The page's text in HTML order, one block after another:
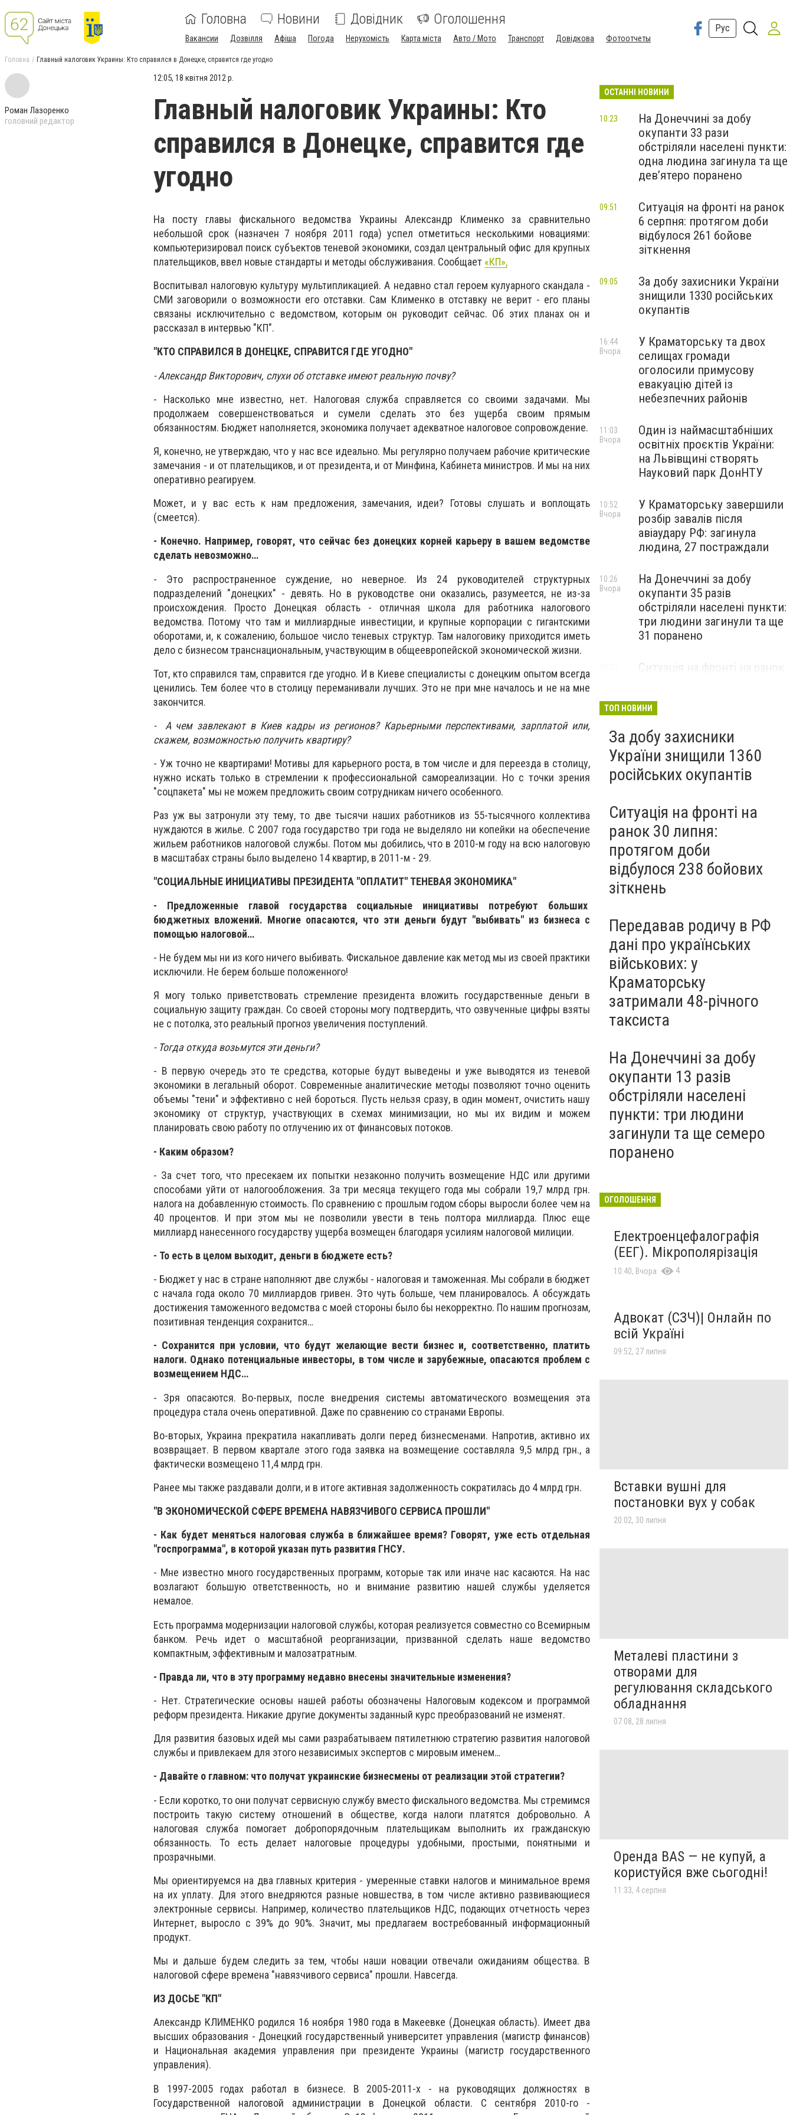
Головна Новини Довідник Оголошення
Вакансии Дозвілля Афіша Погода Нерухомість Карта міста Авто / Мото Транспорт Довідкова Фотоотчеты
Рус
Головна Главный налоговик Украины: Кто справился в Донецке, справится где угодно
Роман Лазоренко
головний редактор
12:05, 18 квітня 2012 р.
Главный налоговик Украины: Кто
справился в Донецке, справится где
угодно
На посту главы фискального ведомства Украины Александр Клименко за сравнительно
небольшой срок (назначен 7 ноября 2011 года) успел отметиться несколькими новациями:
компьютеризировал поиск субъектов теневой экономики, создал центральный офис для крупных
плательщиков, ввел новые стандарты и методы обслуживания. Сообщает «КП»,
Воспитывал налоговую культуру мультипликацией. А недавно стал героем кулуарного скандала -
СМИ заговорили о возможности его отставки. Сам Клименко в отставку не верит - его планы
связаны исключительно с ведомством, которым он руководит сейчас. Об этих планах он и
рассказал в интервью "КП".
"КТО СПРАВИЛСЯ В ДОНЕЦКЕ, СПРАВИТСЯ ГДЕ УГОДНО"
- Александр Викторович, слухи об отставке имеют реальную почву?
- Насколько мне известно, нет. Налоговая служба справляется со своими задачами. Мы
продолжаем совершенствоваться и сумели сделать это без ущерба своим прямым
обязанностям. Бюджет наполняется, экономика получает адекватное налоговое сопровождение.
Я, конечно, не утверждаю, что у нас все идеально. Мы регулярно получаем рабочие критические
замечания - и от плательщиков, и от президента, и от Минфина, Кабинета министров. И мы на них
оперативно реагируем.
Может, и у вас есть к нам предложения, замечания, идеи? Готовы слушать и воплощать
(смеется).
- Конечно. Например, говорят, что сейчас без донецких корней карьеру в вашем ведомстве
сделать невозможно…
- Это распространенное суждение, но неверное. Из 24 руководителей структурных
подразделений "донецких" - девять. Но в руководстве они оказались, разумеется, не из-за
происхождения. Просто Донецкая область - отличная школа для работника налогового
ведомства. Потому что там и миллиардные инвестиции, и крупные корпорации с гигантскими
оборотами, и, к сожалению, большое число теневых структур. Там налоговику приходится иметь
дело с бизнесом транснациональным, участвующим в общеевропейской экономической жизни.
Тот, кто справился там, справится где угодно. И в Киеве специалисты с донецким опытом всегда
ценились. Тем более что в столицу переманивали лучших. Это не при мне началось и не на мне
закончится.
- А чем завлекают в Киев кадры из регионов? Карьерными перспективами, зарплатой или,
скажем, возможностью получить квартиру?
- Уж точно не квартирами! Мотивы для карьерного роста, в том числе и для переезда в столицу,
нужно искать только в стремлении к профессиональной самореализации. Но с точки зрения
"соцпакета" мы не можем предложить своим сотрудникам ничего особенного.
Раз уж вы затронули эту тему, то две тысячи наших работников из 55-тысячного коллектива
нуждаются в жилье. С 2007 года государство три года не выделяло ни копейки на обеспечение
жильем работников налоговой службы. Потом мы добились, что в 2010-м году на всю налоговую
в масштабах страны было выделено 14 квартир, в 2011-м - 29.
"СОЦИАЛЬНЫЕ ИНИЦИАТИВЫ ПРЕЗИДЕНТА "ОПЛАТИТ" ТЕНЕВАЯ ЭКОНОМИКА"
- Предложенные главой государства социальные инициативы потребуют больших
бюджетных вложений. Многие опасаются, что эти деньги будут "выбивать" из бизнеса с
помощью налоговой…
- Не будем мы ни из кого ничего выбивать. Фискальное давление как метод мы из своей практики
исключили. Не берем больше положенного!
Я могу только приветствовать стремление президента вложить государственные деньги в
социальную защиту граждан. Со своей стороны могу подтвердить, что озвученные цифры взяты
не с потолка, это реальный прогноз увеличения поступлений.
- Тогда откуда возьмутся эти деньги?
- В первую очередь это те средства, которые будут выведены и уже выводятся из теневой
экономики в легальный оборот. Современные аналитические методы позволяют точно оценить
объемы "тени" и эффективно с ней бороться. Пусть нельзя сразу, в один момент, очистить нашу
экономику от структур, участвующих в схемах минимизации, но мы их видим и можем
планировать свою работу по отлучению их от финансовых потоков.
- Каким образом?
- За счет того, что пресекаем их попытки незаконно получить возмещение НДС или другими
способами уйти от налогообложения. За три месяца текущего года мы собрали 19,7 млрд грн.
налога на добавленную стоимость. По сравнению с прошлым годом сборы выросли более чем на
40 процентов. И при этом мы не позволили увести в тень полтора миллиарда. Плюс еще
миллиард нанесенного государству ущерба возмещен благодаря усилиям налоговой милиции.
- То есть в целом выходит, деньги в бюджете есть?
- Бюджет у нас в стране наполняют две службы - налоговая и таможенная. Мы собрали в бюджет
с начала года около 70 миллиардов гривен. Это чуть больше, чем планировалось. А обсуждать
достижения таможенного ведомства с моей стороны было бы некорректно. По нашим прогнозам,
позитивная тенденция сохранится…
- Сохранится при условии, что будут желающие вести бизнес и, соответственно, платить
налоги. Однако потенциальные инвесторы, в том числе и зарубежные, опасаются проблем с
возмещением НДС…
- Зря опасаются. Во-первых, после внедрения системы автоматического возмещения эта
процедура стала очень оперативной. Даже по сравнению со странами Европы.
Во-вторых, Украина прекратила накапливать долги перед бизнесменами. Напротив, активно их
возвращает. В первом квартале этого года заявка на возмещение составляла 9,5 млрд грн., а
фактически возмещено 11,4 млрд грн.
Ранее мы также раздавали долги, и в итоге активная задолженность сократилась до 4 млрд грн.
"В ЭКОНОМИЧЕСКОЙ СФЕРЕ ВРЕМЕНА НАВЯЗЧИВОГО СЕРВИСА ПРОШЛИ"
- Как будет меняться налоговая служба в ближайшее время? Говорят, уже есть отдельная
"госпрограмма", в которой указан путь развития ГНСУ.
- Мне известно много государственных программ, которые так или иначе нас касаются. На нас
возлагают большую ответственность, но и внимание развитию нашей службы уделяется
немалое.
Есть программа модернизации налоговой службы, которая реализуется совместно со Всемирным
банком. Речь идет о масштабной реорганизации, призванной сделать наше ведомство
компактным, эффективным и малозатратным.
- Правда ли, что в эту программу недавно внесены значительные изменения?
- Нет. Стратегические основы нашей работы обозначены Налоговым кодексом и программой
реформ президента. Никакие другие документы заданный курс преобразований не изменят.
Для развития базовых идей мы сами разрабатываем пятилетнюю стратегию развития налоговой
службы и привлекаем для этого независимых экспертов с мировым именем…
- Давайте о главном: что получат украинские бизнесмены от реализации этой стратегии?
- Если коротко, то они получат сервисную службу вместо фискального ведомства. Мы стремимся
построить такую систему отношений в обществе, когда налоги платятся добровольно. А
налоговая служба помогает добропорядочным плательщикам выполнить их гражданскую
обязанность. То есть делает налоговые процедуры удобными, простыми, понятными и
прозрачными.
Мы ориентируемся на два главных критерия - умеренные ставки налогов и минимальное время
на их уплату. Для этого внедряются разные новшества, в том числе активно развивающиеся
электронные сервисы. Например, количество плательщиков НДС, подающих отчетность через
Интернет, выросло с 39% до 90%. Значит, мы предлагаем востребованный информационный
продукт.
Мы и дальше будем следить за тем, чтобы наши новации отвечали ожиданиям общества. В
налоговой сфере времена "навязчивого сервиса" прошли. Навсегда.
ИЗ ДОСЬЕ "КП"
Александр КЛИМЕНКО родился 16 ноября 1980 года в Макеевке (Донецкая область). Имеет два
высших образования - Донецкий государственный университет управления (магистр финансов)
и Национальная академия управления при президенте Украины (магистр государственного
управления).
В 1997-2005 годах работал в бизнесе. В 2005-2011-х - на руководящих должностях в
Государственной налоговой администрации в Донецкой области. С сентября 2010-го -
ОСТАННІ НОВИНИ
На Донеччині за добу
окупанти 33 рази
обстріляли населені пункти:
одна людина загинула та ще
девʼятеро поранено
10:23
Ситуація на фронті на ранок
6 серпня: протягом доби
відбулося 261 бойове
зіткнення
09:51
За добу захисники України
знищили 1330 російських
окупантів
09:05
У Краматорську та двох
селищах громади
оголосили примусову
евакуацію дітей із
небезпечних районів
16:44
Вчора
Один із наймасштабніших
освітніх проєктів України:
на Львівщині створять
Науковий парк ДонНТУ
11:03
Вчора
У Краматорську завершили
розбір завалів після
авіаудару РФ: загинула
людина, 27 постраждали
10:52
Вчора
На Донеччині за добу
окупанти 35 разів
обстріляли населені пункти:
три людини загинули та ще
31 поранено
10:26
Вчора
Ситуація на фронті на ранок
зіткнень
ТОП НОВИНИ
За добу захисники
України знищили 1360
російських окупантів
Ситуація на фронті на
ранок 30 липня:
протягом доби
відбулося 238 бойових
зіткнень
Передавав родичу в РФ
дані про українських
військових: у
Краматорську
затримали 48-річного
таксиста
На Донеччині за добу
окупанти 13 разів
обстріляли населені
пункти: три людини
загинули та ще семеро
поранено
ОГОЛОШЕННЯ
Електроенцефалографія
(ЕЕГ). Мікрополярізація
10:40, Вчора 4
Адвокат (СЗЧ)| Онлайн по
всій Україні
09:52, 27 липня
Вставки вушні для
постановки вух у собак
20:02, 30 липня
Металеві пластини з
отворами для
регулювання складського
обладнання
07:08, 28 липня
Оренда BAS — не купуй, а
користуйся вже сьогодні!
11:33, 4 серпня